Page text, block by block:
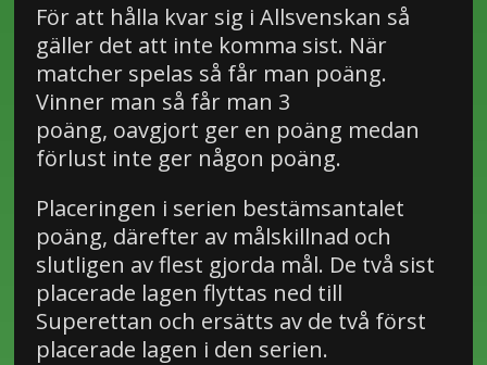
För att hålla kvar sig i Allsvenskan så
gäller det att inte komma sist. När
matcher spelas så får man poäng.
Vinner man så får man 3
poäng, oavgjort ger en poäng medan
förlust inte ger någon poäng.
Placeringen i serien bestämsantalet
poäng, därefter av målskillnad och
slutligen av flest gjorda mål. De två sist
placerade lagen flyttas ned till
Superettan och ersätts av de två först
placerade lagen i den serien.